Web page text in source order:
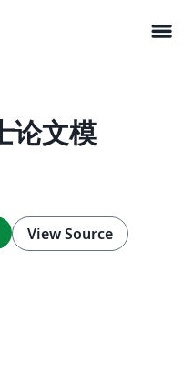
menu
论文模
View Source